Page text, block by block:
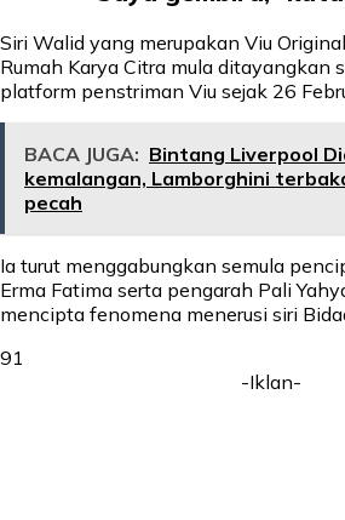
Siri Walid yang merupakan Viu
Rumah Karya Citra mula ditayangkan
platform penstriman Viu sejak 26
BACA JUGA: Bintang Liverpool
kemalangan, Lamborghini
pecah
Ia turut menggabungkan semula
Erma Fatima serta pengarah Pali
mencipta fenomena menerusi siri
91
-Iklan-